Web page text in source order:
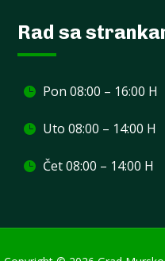
Rad sa
Pon 08:00 – 16:00 H
Uto 08:00 – 14:00 H
Čet 08:00 – 14:00 H